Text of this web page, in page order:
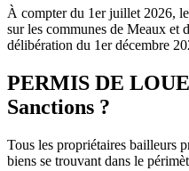
À compter du 1er juillet 2026,
sur les communes de Meaux et
délibération du 1er décembre
PERMIS DE
Sanctions ?
Tous les propriétaires bailleurs
biens se trouvant dans le